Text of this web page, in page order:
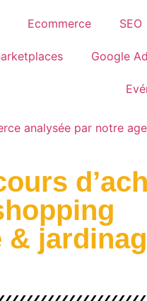
Ecommerce SEO
Google
analysée par notre
&